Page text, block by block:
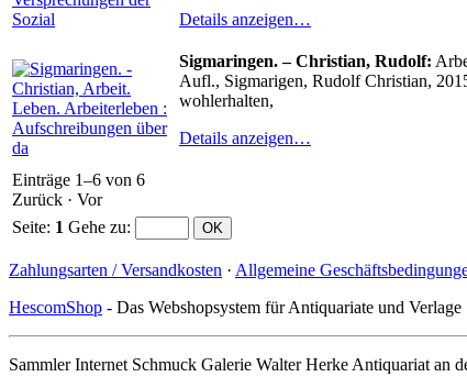
Details anzeigen…
Sigmaringen. – Christian, Rudolf:
Aufl., Sigmarigen, Rudolf Christian,
wohlerhalten,
Details anzeigen…
Einträge 1–6 von 6
Zurück · Vor
Seite: 1 Gehe zu:
Zahlungsarten / Versandkosten · Allgemeine
HescomShop - Das Webshopsystem für Antiquariate und
Sammler Internet Schmuck Galerie Walter Herke Antiquariat an